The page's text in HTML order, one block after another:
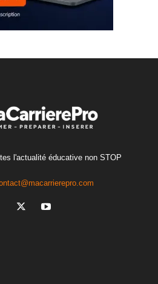
l'actualité éducative non STOP